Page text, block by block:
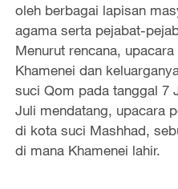
oleh berbagai lapisan
agama serta pejabat-
Menurut rencana,
Khamenei dan
suci Qom pada tanggal 7
Juli mendatang, upacara
di kota suci Mashhad,
di mana Khamenei lahir.